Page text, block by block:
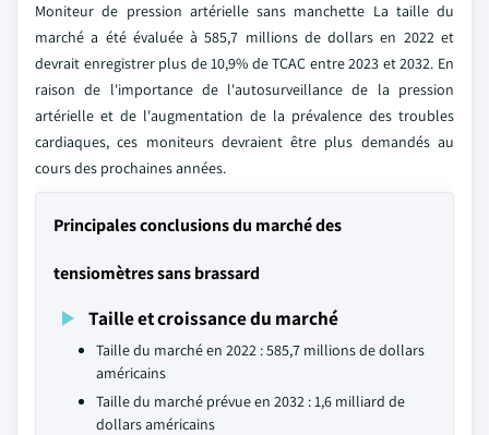
Moniteur de pression artérielle sans manchette La taille du
marché a été évaluée à 585,7 millions de dollars en 2022 et
devrait enregistrer plus de 10,9% de TCAC entre 2023 et 2032. En
raison de l'importance de l'autosurveillance de la pression
artérielle et de l'augmentation de la prévalence des troubles
cardiaques, ces moniteurs devraient être plus demandés au
cours des prochaines années.
Principales conclusions du marché des
tensiomètres sans brassard
Taille et croissance du marché
Taille du marché en 2022 : 585,7 millions de dollars
américains
Taille du marché prévue en 2032 : 1,6 milliard de
dollars américains